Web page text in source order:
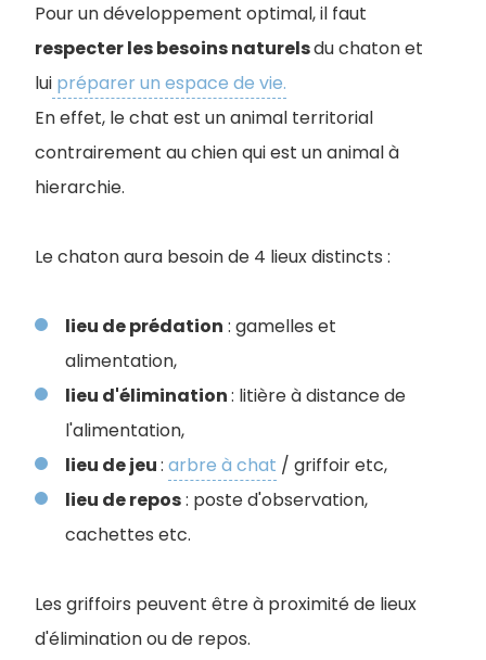
Pour un développement optimal, il faut
respecter les besoins naturelsdu chaton et
lui préparer un espace de vie.
En effet, le chat est un animal territorial
contrairement au chien qui est un animal à
hierarchie.
Le chaton aura besoin de 4 lieux distincts :
lieu de prédation : gamelles et
alimentation,
lieu d'élimination: litière à distance de
l'alimentation,
lieu de jeu: arbre à chat / griffoir etc,
lieu de repos: poste d'observation,
cachettes etc.
Les griffoirs peuvent être à proximité de lieux
d'élimination ou de repos.